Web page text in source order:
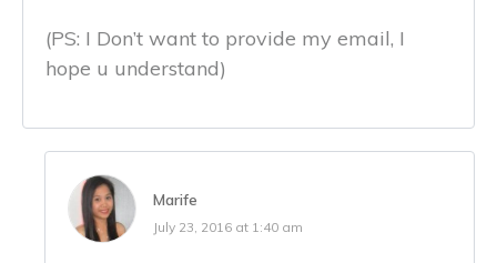
(PS: I Don’t want to provide my email, I
hope u understand)
Marife
July 23, 2016 at 1:40 am